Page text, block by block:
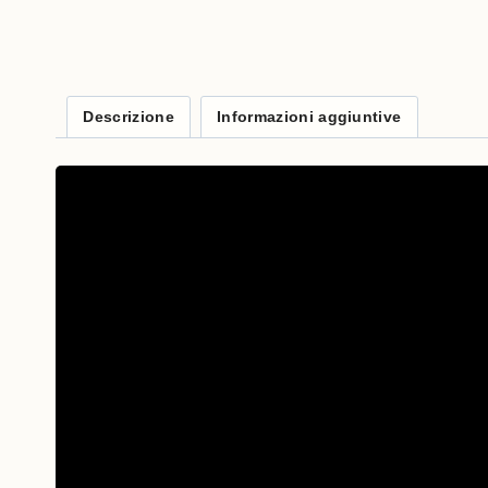
Descrizione Informazioni aggiuntive